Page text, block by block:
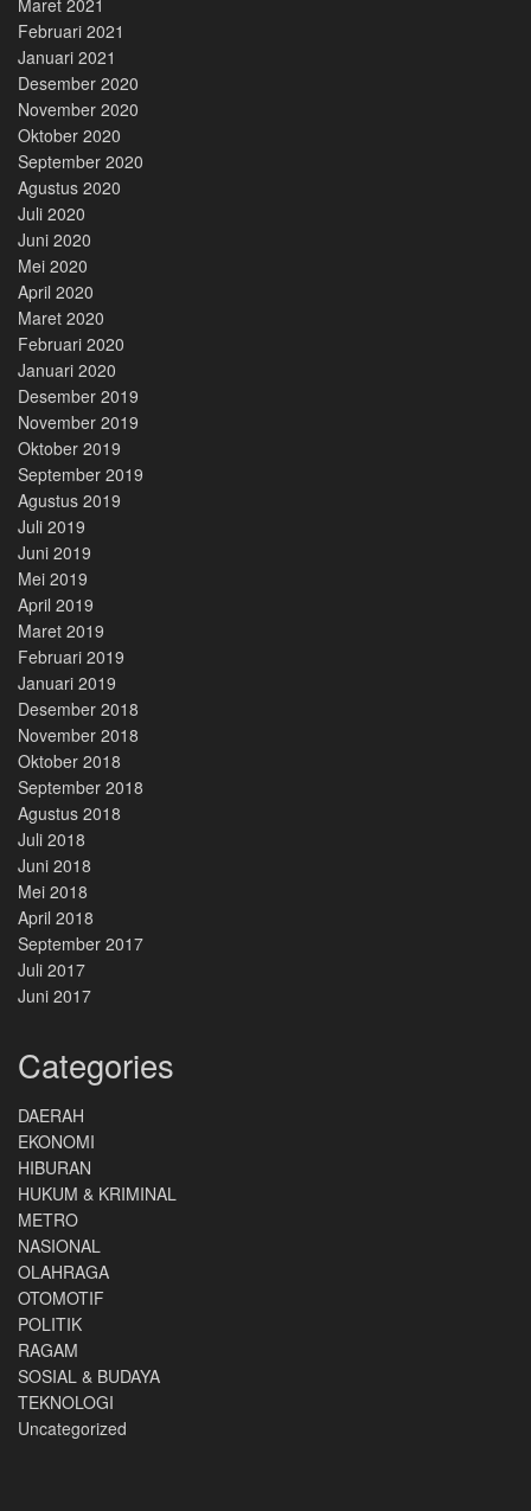
Februari 2021
Januari 2021
Desember 2020
November 2020
Oktober 2020
September 2020
Agustus 2020
Juli 2020
Juni 2020
Mei 2020
April 2020
Maret 2020
Februari 2020
Januari 2020
Desember 2019
November 2019
Oktober 2019
September 2019
Agustus 2019
Juli 2019
Juni 2019
Mei 2019
April 2019
Maret 2019
Februari 2019
Januari 2019
Desember 2018
November 2018
Oktober 2018
September 2018
Agustus 2018
Juli 2018
Juni 2018
Mei 2018
April 2018
September 2017
Juli 2017
Juni 2017
Categories
DAERAH
EKONOMI
HIBURAN
HUKUM & KRIMINAL
METRO
NASIONAL
OLAHRAGA
OTOMOTIF
POLITIK
RAGAM
SOSIAL & BUDAYA
TEKNOLOGI
Uncategorized